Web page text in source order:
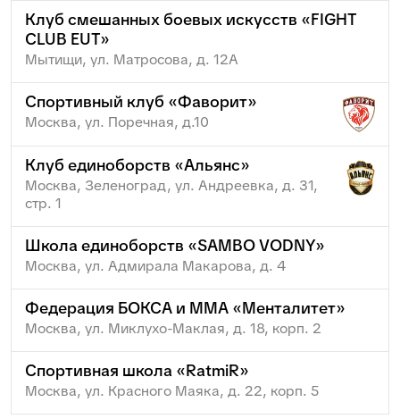
Клуб смешанных боевых искусств «FIGHT
CLUB EUT»
Мытищи, ул. Матросова, д. 12А
Спортивный клуб «Фаворит»
Москва, ул. Поречная, д.10
Клуб единоборств «Альянс»
Москва, Зеленоград, ул. Андреевка, д. 31,
стр. 1
Школа единоборств «SAMBO VODNY»
Москва, ул. Адмирала Макарова, д. 4
Федерация БОКСА и ММА «Менталитет»
Москва, ул. Миклухо-Маклая, д. 18, корп. 2
Спортивная школа «RatmiR»
Москва, ул. Красного Маяка, д. 22, корп. 5